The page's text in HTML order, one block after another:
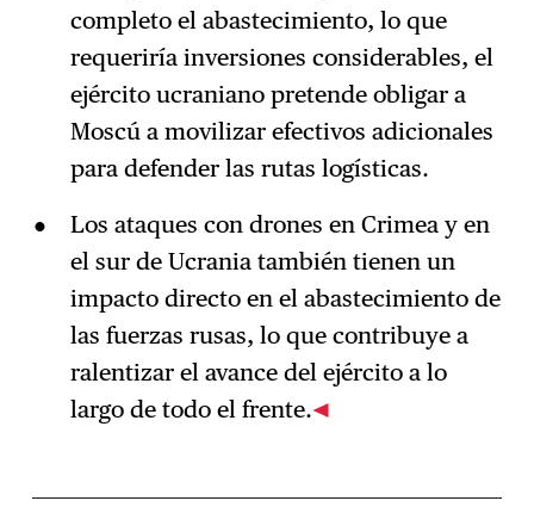
completo el abastecimiento, lo que
requeriría inversiones considerables, el
ejército ucraniano pretende obligar a
Moscú a movilizar efectivos adicionales
para defender las rutas logísticas.
Los ataques con drones en Crimea y en
el sur de Ucrania también tienen un
impacto directo en el abastecimiento de
las fuerzas rusas, lo que contribuye a
ralentizar el avance del ejército a lo
largo de todo el frente.